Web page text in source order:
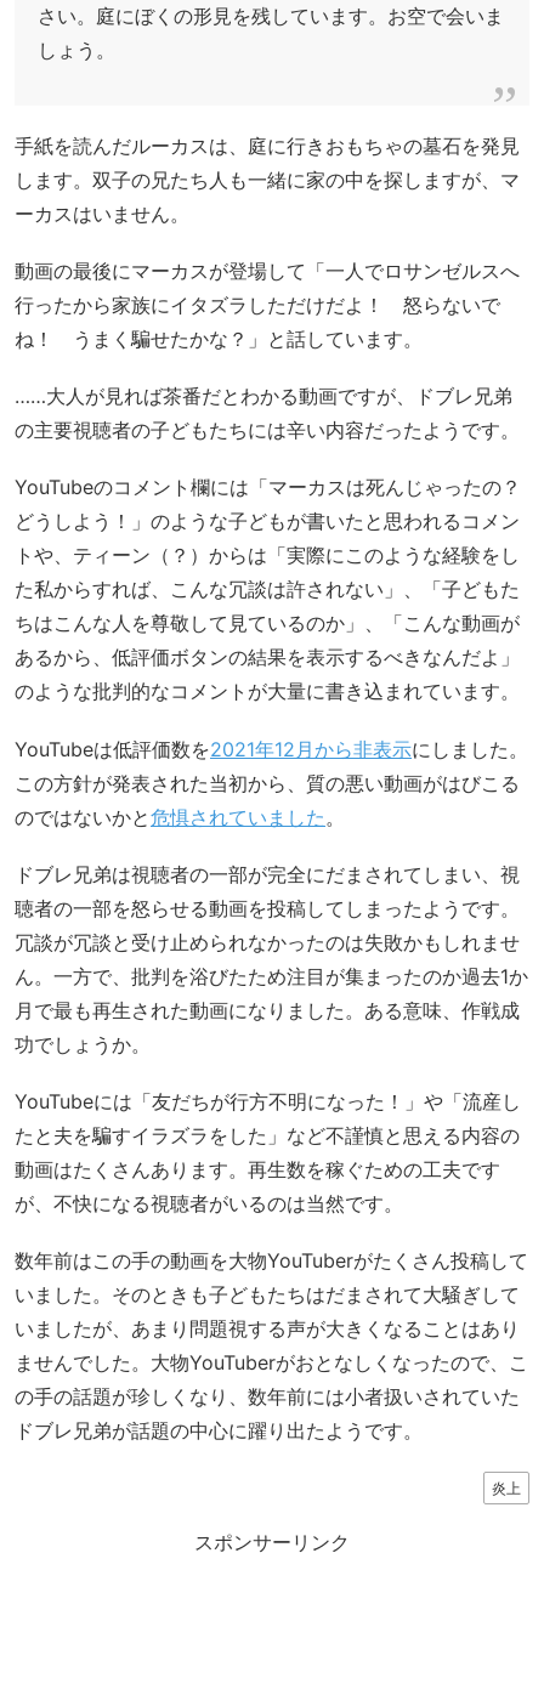
さい。庭にぼくの形見を残しています。お空で会いま
しょう。
手紙を読んだルーカスは、庭に行きおもちゃの墓石を発見
します。双子の兄たち人も一緒に家の中を探しますが、マ
ーカスはいません。
動画の最後にマーカスが登場して「一人でロサンゼルスへ
行ったから家族にイタズラしただけだよ！ 怒らないで
ね！ うまく騙せたかな？」と話しています。
……大人が見れば茶番だとわかる動画ですが、ドブレ兄弟
の主要視聴者の子どもたちには辛い内容だったようです。
YouTubeのコメント欄には「マーカスは死んじゃったの？
どうしよう！」のような子どもが書いたと思われるコメン
トや、ティーン（？）からは「実際にこのような経験をし
た私からすれば、こんな冗談は許されない」、「子どもた
ちはこんな人を尊敬して見ているのか」、「こんな動画が
あるから、低評価ボタンの結果を表示するべきなんだよ」
のような批判的なコメントが大量に書き込まれています。
YouTubeは低評価数を2021年12月から非表示にしました。
この方針が発表された当初から、質の悪い動画がはびこる
のではないかと危惧されていました 。
ドブレ兄弟は視聴者の一部が完全にだまされてしまい、視
聴者の一部を怒らせる動画を投稿してしまったようです。
冗談が冗談と受け止められなかったのは失敗かもしれませ
ん。一方で、批判を浴びたため注目が集まったのか過去1か
月で最も再生された動画になりました。ある意味、作戦成
功でしょうか。
YouTubeには「友だちが行方不明になった！」や「流産し
たと夫を騙すイラズラをした」など不謹慎と思える内容の
動画はたくさんあります。再生数を稼ぐための工夫です
が、不快になる視聴者がいるのは当然です。
数年前はこの手の動画を大物YouTuberがたくさん投稿して
いました。そのときも子どもたちはだまされて大騒ぎして
いましたが、あまり問題視する声が大きくなることはあり
ませんでした。大物YouTuberがおとなしくなったので、こ
の手の話題が珍しくなり、数年前には小者扱いされていた
ドブレ兄弟が話題の中心に躍り出たようです。
炎上
スポンサーリンク